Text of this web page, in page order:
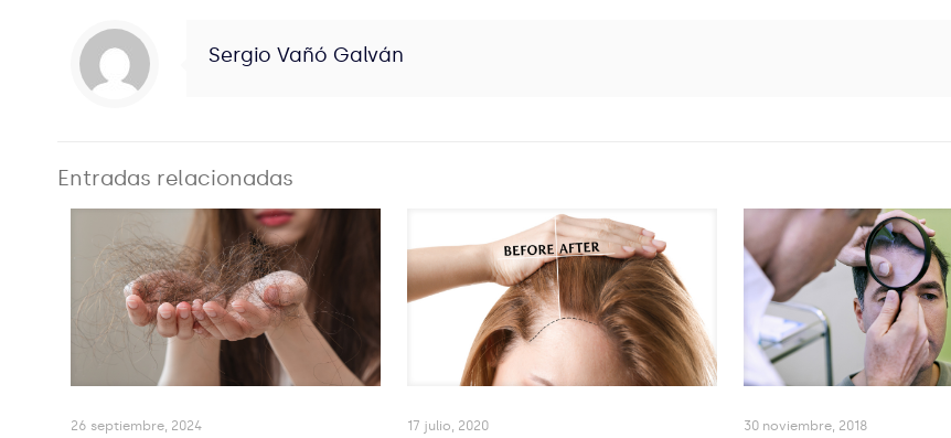
Sergio Vañó Galván
Entradas relacionadas
26 septiembre, 2024 17 julio, 2020 30 noviembre, 2018